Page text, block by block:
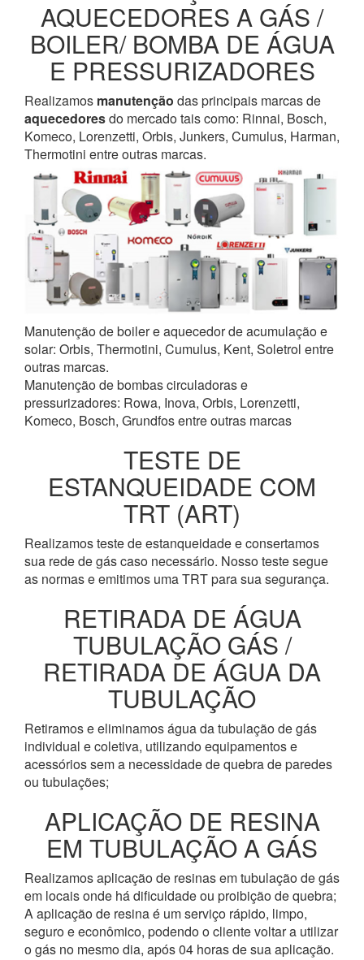
AQUECEDORES A GÁS /
BOILER/ BOMBA DE ÁGUA
E PRESSURIZADORES
Realizamos manutenção das principais marcas de
aquecedoresdo mercado tais como: Rinnai, Bosch,
Komeco, Lorenzetti, Orbis, Junkers, Cumulus, Harman,
Thermotini entre outras marcas.
Manutenção de boiler e aquecedor de acumulação e
solar: Orbis, Thermotini, Cumulus, Kent, Soletrol entre
outras marcas.
Manutenção de bombas circuladoras e
pressurizadores: Rowa, Inova, Orbis, Lorenzetti,
Komeco, Bosch, Grundfos entre outras marcas
TESTE DE
ESTANQUEIDADE COM
TRT (ART)
Realizamos teste de estanqueidade e consertamos
sua rede de gás caso necessário. Nosso teste segue
as normas e emitimos uma TRT para sua segurança.
RETIRADA DE ÁGUA
TUBULAÇÃO GÁS /
RETIRADA DE ÁGUA DA
TUBULAÇÃO
Retiramos e eliminamos água da tubulação de gás
individual e coletiva, utilizando equipamentos e
acessórios sem a necessidade de quebra de paredes
ou tubulações;
APLICAÇÃO DE RESINA
EM TUBULAÇÃO A GÁS
Realizamos aplicação de resinas em tubulação de gás
em locais onde há dificuldade ou proibição de quebra;
A aplicação de resina é um serviço rápido, limpo,
seguro e econômico, podendo o cliente voltar a utilizar
o gás no mesmo dia, após 04 horas de sua aplicação.